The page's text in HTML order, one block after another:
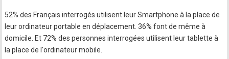
52% des Français interrogés utilisent leur Smartphone à la place de
leur ordinateur portable en déplacement. 36% font de même à
domicile. Et 72% des personnes interrogées utilisent leur tablette à
la place de l'ordinateur mobile.